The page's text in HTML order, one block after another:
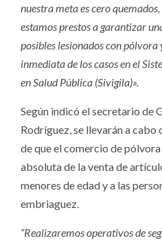
nuestra meta es cero
estamos prestos a garantizar
posibles lesionados con
inmediata de los casos en el
en Salud Pública (Sivigila)».
Según indicó el secretario de
Rodríguez, se llevarán a cabo
de que el comercio de
absoluta de la venta de
menores de edad y a las
embriaguez.
“Realizaremos operativos de